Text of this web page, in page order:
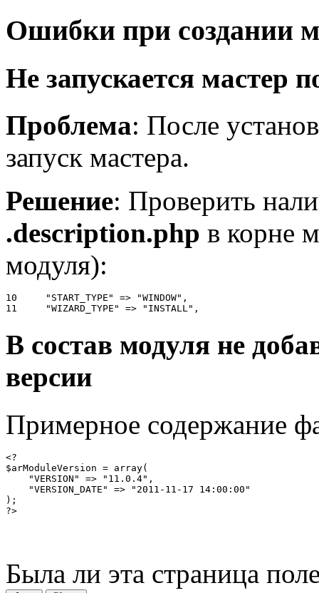
Ошибки при создании
Не запускается мастер
Проблема: После
запуск мастера.
Решение: Проверить
.description.php в корне
модуля):
10     "START_TYPE" => "WINDOW",
11     "WIZARD_TYPE" => "INSTALL",
В состав модуля не
версии
Примерное содержание
<?
$arModuleVersion = array(
    "VERSION" => "11.0.4",
    "VERSION_DATE" => "2011-11-17 14:00:00"
);
?>
Была ли эта страница